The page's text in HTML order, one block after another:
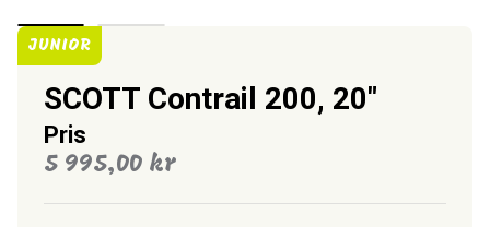
JUNIOR
SCOTT Contrail 200, 20″
Pris
5 995,00 kr